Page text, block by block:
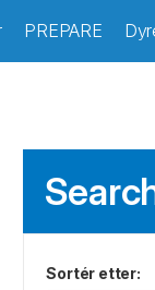
PREPARE
Sortér etter: